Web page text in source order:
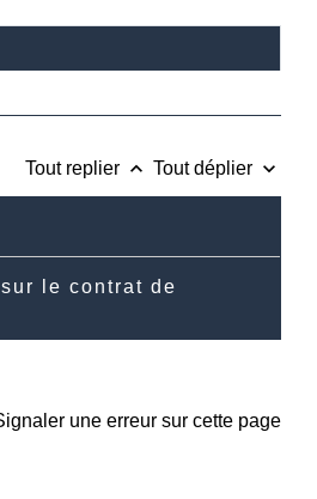
Tout replier keyboard_arrow_up Tout déplier keyboard_arrow_down
le contrat de
une erreur sur cette page